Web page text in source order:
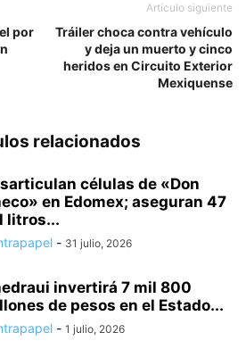
por
Artículo siguiente
Tráiler choca contra vehículo
y deja un muerto y cinco
heridos en Circuito Exterior
Mexiquense
relacionados
células de «Don
en Edomex; aseguran 47
litros...
- 31 julio, 2026
invertirá 7 mil 800
de pesos en el Estado...
- 1 julio, 2026